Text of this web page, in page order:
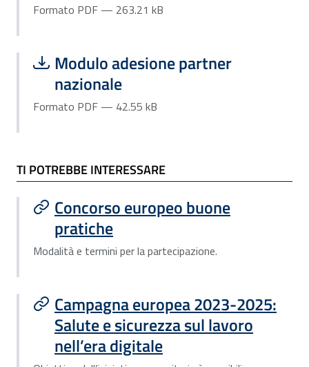
Formato PDF — 263.21 kB
Scarica file:
Modulo adesione partner
nazionale
Formato PDF — Dimensione 42.55 kB
Formato PDF — 42.55 kB
TI POTREBBE INTERESSARE
Concorso europeo buone
pratiche
Modalità e termini per la partecipazione.
Campagna europea 2023-2025:
Salute e sicurezza sul lavoro
nell’era digitale